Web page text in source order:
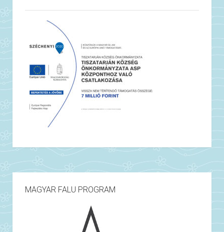
MAGYAR FALU PROGRAM